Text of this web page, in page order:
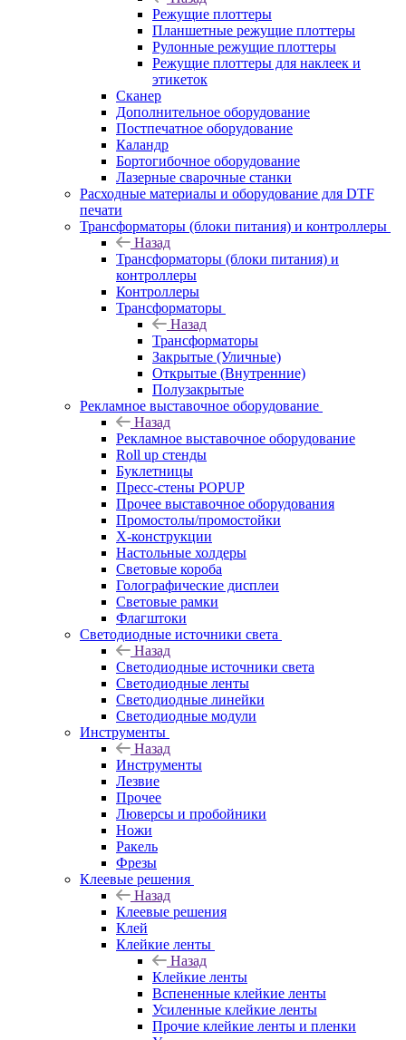
Режущие плоттеры
Планшетные режущие плоттеры
Рулонные режущие плоттеры
Режущие плоттеры для наклеек и
этикеток
Сканер
Дополнительное оборудование
Постпечатное оборудование
Каландр
Бортогибочное оборудование
Лазерные сварочные станки
Расходные материалы и оборудование для DTF
печати
Трансформаторы (блоки питания) и контроллеры
Назад
Трансформаторы (блоки питания) и
контроллеры
Контроллеры
Трансформаторы
Назад
Трансформаторы
Закрытые (Уличные)
Открытые (Внутренние)
Полузакрытые
Рекламное выставочное оборудование
Назад
Рекламное выставочное оборудование
Roll up стенды
Буклетницы
Пресс-стены POPUP
Прочее выставочное оборудования
Промостолы/промостойки
Х-конструкции
Настольные холдеры
Световые короба
Голографические дисплеи
Световые рамки
Флагштоки
Светодиодные источники света
Назад
Светодиодные источники света
Светодиодные ленты
Светодиодные линейки
Светодиодные модули
Инструменты
Назад
Инструменты
Лезвие
Прочее
Люверсы и пробойники
Ножи
Ракель
Фрезы
Клеевые решения
Назад
Клеевые решения
Клей
Клейкие ленты
Назад
Клейкие ленты
Вспененные клейкие ленты
Усиленные клейкие ленты
Прочие клейкие ленты и пленки